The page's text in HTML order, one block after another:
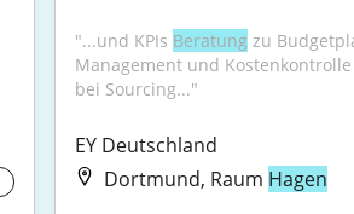
"...und KPIs Beratung zu
Management und
bei Sourcing..."
EY Deutschland
Dortmund, Raum Hagen